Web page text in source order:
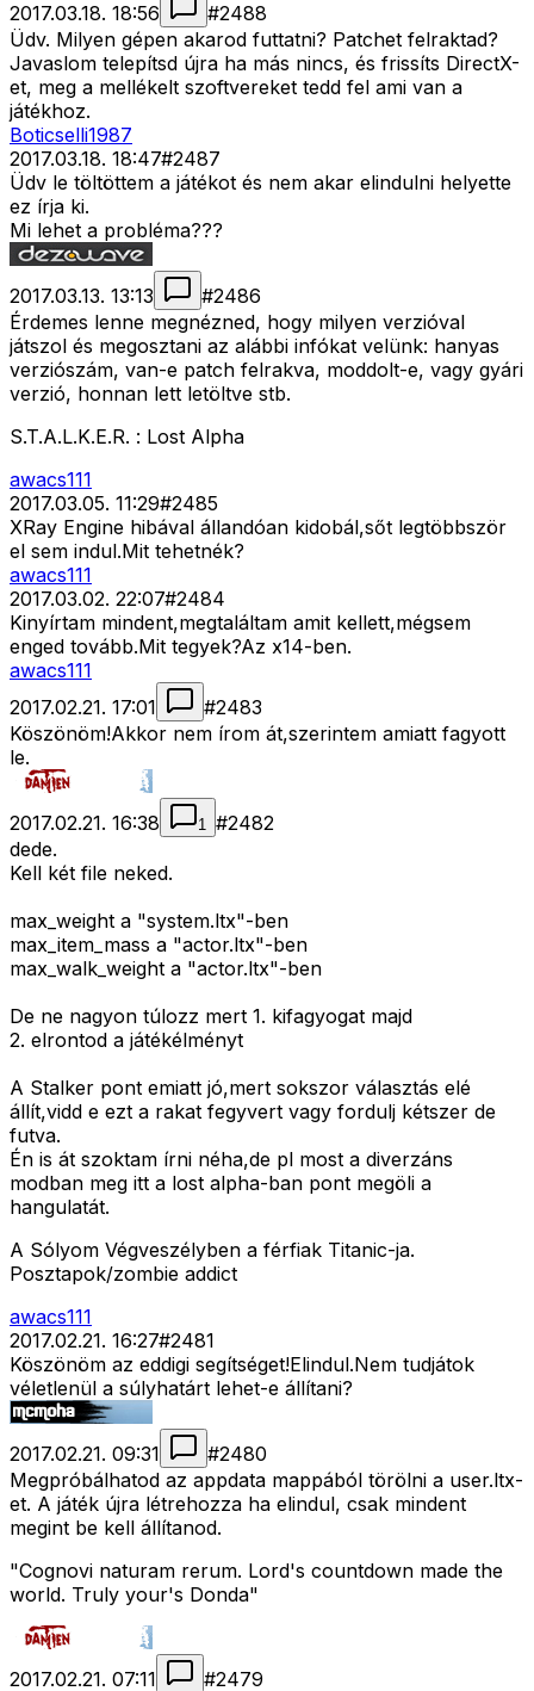
2017.03.18. 18:56
#2488
Üdv. Milyen gépen akarod futtatni? Patchet felraktad?
Javaslom telepítsd újra ha más nincs, és frissíts DirectX-
et, meg a mellékelt szoftvereket tedd fel ami van a
játékhoz.
Boticselli1987
2017.03.18. 18:47#2487
Üdv le töltöttem a játékot és nem akar elindulni helyette
ez írja ki.
Mi lehet a probléma???
2017.03.13. 13:13 #2486
Érdemes lenne megnézned, hogy milyen verzióval
játszol és megosztani az alábbi infókat velünk: hanyas
verziószám, van-e patch felrakva, moddolt-e, vagy gyári
verzió, honnan lett letöltve stb.
S.T.A.L.K.E.R. : Lost Alpha
awacs111
2017.03.05. 11:29#2485
XRay Engine hibával állandóan kidobál,sőt legtöbbször
el sem indul.Mit tehetnék?
awacs111
2017.03.02. 22:07#2484
Kinyírtam mindent,megtaláltam amit kellett,mégsem
enged tovább.Mit tegyek?Az x14-ben.
awacs111
2017.02.21. 17:01
#2483
Köszönöm!Akkor nem írom át,szerintem amiatt fagyott
le.
2017.02.21. 16:38 1 #2482
dede.
Kell két file neked.
max_weight a "system.ltx"-ben
max_item_mass a "actor.ltx"-ben
max_walk_weight a "actor.ltx"-ben
De ne nagyon túlozz mert 1. kifagyogat majd
2. elrontod a játékélményt
A Stalker pont emiatt jó,mert sokszor választás elé
állít,vidd e ezt a rakat fegyvert vagy fordulj kétszer de
futva.
Én is át szoktam írni néha,de pl most a diverzáns
modban meg itt a lost alpha-ban pont megöli a
hangulatát.
A Sólyom Végveszélyben a férfiak Titanic-ja.
Posztapok/zombie addict
awacs111
2017.02.21. 16:27#2481
Köszönöm az eddigi segítséget!Elindul.Nem tudjátok
véletlenül a súlyhatárt lehet-e állítani?
2017.02.21. 09:31 #2480
Megpróbálhatod az appdata mappából törölni a user.ltx-
et. A játék újra létrehozza ha elindul, csak mindent
megint be kell állítanod.
"Cognovi naturam rerum. Lord's countdown made the
world. Truly your's Donda"
2017.02.21. 07:11 #2479